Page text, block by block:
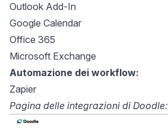
Outlook Add-In
Google Calendar
Office 365
Microsoft Exchange
Automazione dei workflow:
Zapier
Pagina delle integrazioni di Doodle: